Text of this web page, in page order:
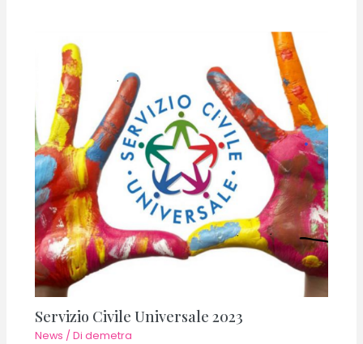
Servizio Civile Universale 2023
News / Di demetra